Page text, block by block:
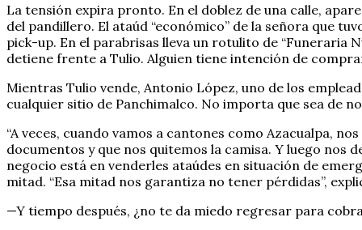
La tensión expira pronto. En el doblez de una calle,
del pandillero. El ataúd “económico” de la señora que
pick-up. En el parabrisas lleva un rotulito de “Funeraria
detiene frente a Tulio. Alguien tiene intención de
Mientras Tulio vende, Antonio López, uno de los
cualquier sitio de Panchimalco. No importa que sea de
“A veces, cuando vamos a cantones como Azacualpa,
documentos y que nos quitemos la camisa. Y luego nos
negocio está en venderles ataúdes en situación de
mitad. “Esa mitad nos garantiza no tener pérdidas”,
—Y tiempo después, ¿no te da miedo regresar para